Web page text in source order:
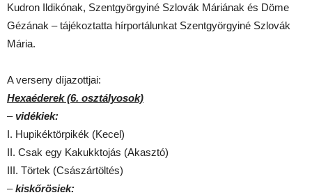
Kudron Ildikónak, Szentgyörgyiné Szlovák Máriának és Döme
Gézának – tájékoztatta hírportálunkat Szentgyörgyiné Szlovák
Mária.
A verseny díjazottjai:
Hexaéderek (6. osztályosok)
–vidékiek:
I. Hupikéktörpikék (Kecel)
II. Csak egy Kakukktojás (Akasztó)
III. Törtek (Császártöltés)
–kiskőrösiek: